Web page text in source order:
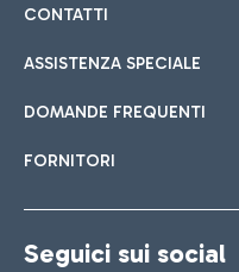
CONTATTI
ASSISTENZA SPECIALE
DOMANDE FREQUENTI
FORNITORI
Seguici sui social